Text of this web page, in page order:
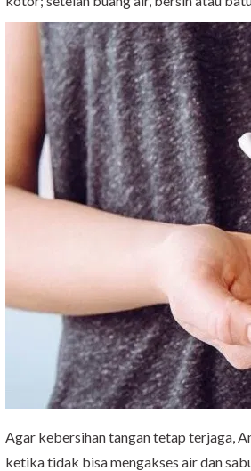
Agar kebersihan tangan tetap terjaga,
ketika tidak bisa mengakses air dan